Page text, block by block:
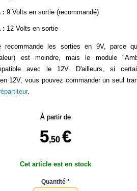
: 9 Volts en sortie (recommandé)
: 12 Volts en sortie
recommande les sorties en 9V, parce
est moindre, mais le module
avec le 12V. D'ailleurs, si
12V, vous pouvez commander un seul
.
À partir de
5,50 €
Cet article est en stock
Quantité